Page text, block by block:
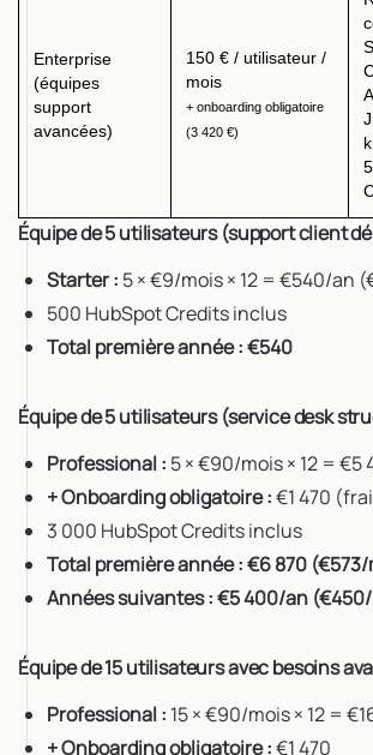
Enterprise
(équipes
support
avancées)
150 € / utilisateur /
mois
+ onboarding obligatoire
(3 420 €)
Équipe de 5 utilisateurs (support client
Starter : 5 × €9/mois × 12 = €540/an
500 HubSpot Credits inclus
Total première année : €540
Équipe de 5 utilisateurs (service desk
Professional : 5 × €90/mois × 12 = €5
+ Onboarding obligatoire :€1 470
3 000 HubSpot Credits inclus
Total première année : €6 870
Années suivantes : €5 400/an
Équipe de 15 utilisateurs avec besoins
Professional : 15 × €90/mois × 12 =
+ Onboarding obligatoire :€1 470